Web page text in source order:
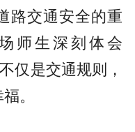
路交通安全的重
师生深刻体会
仅是交通规则，
。